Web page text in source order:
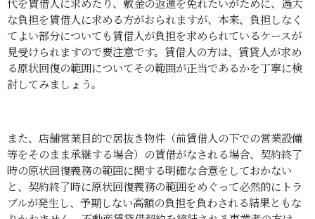
な負担を賃借人に求める方がおられますが、本来、負担しなく
てよい部分についても賃借人が負担を求められているケースが
見受けられますので要注意です。賃借人の方は、賃貸人が求め
る原状回復の範囲についてその範囲が正当であるかを丁寧に検
討してみましょう。
また、店舗営業目的で居抜き物件（前賃借人の下での営業設備
等をそのまま承継する場合）の賃借がなされる場合、契約終了
時の原状回復義務の範囲に関する明確な合意をしておかない
と、契約終了時に原状回復義務の範囲をめぐって必然的にトラ
ブルが発生し、予期しない高額の負担を負わされる結果ともな